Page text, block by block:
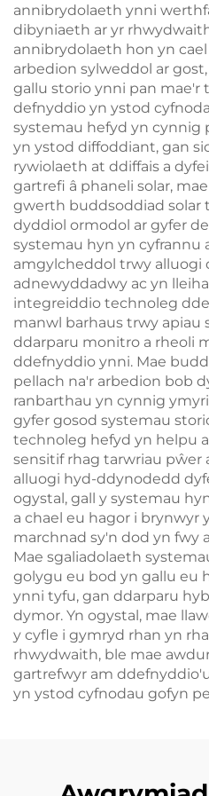
annibrydolaeth ynni
dibyniaeth ar yr
annibrydolaeth hon yn
arbedion sylweddol ar
gallu storio ynni pan mae'r
defnyddio yn ystod
systemau hefyd yn cynnig
yn ystod diffoddiant, gan
rywiolaeth at ddiffais a
gartrefi â phaneli solar,
gwerth buddsoddiad solar
dyddiol ormodol ar gyfer
systemau hyn yn cyfrannu
amgylcheddol trwy alluogi
adnewyddadwy ac yn
integreiddio technoleg
manwl barhaus trwy apiau
ddarparu monitro a rheoli
ddefnyddio ynni. Mae
pellach na'r arbedion bob
ranbarthau yn cynnig
gyfer gosod systemau
technoleg hefyd yn helpu
sensitif rhag tarwriau pŵer
alluogi hyd-ddynodedd
ogystal, gall y systemau
a chael eu hagor i brynwyr
marchnad sy'n dod yn fwy
Mae sgaliadolaeth
golygu eu bod yn gallu eu
ynni tyfu, gan ddarparu
dymor. Yn ogystal, mae
y cyfle i gymryd rhan yn
rhwydwaith, ble mae
gartrefwyr am
yn ystod cyfnodau gofyn